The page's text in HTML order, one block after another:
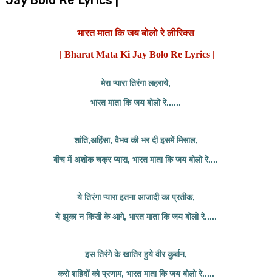
भारत माता कि जय बोलो रे लीरिक्स
| Bharat Mata Ki Jay Bolo Re Lyrics |
मेरा प्यारा तिरंगा लहराये,
भारत माता कि जय बोलो रे......
शांति,अहिंसा, वैभव की भर दी इसमें मिसाल,
बीच में अशोक चक्र प्यारा, भारत माता कि जय बोलो रे....
ये तिरंगा प्यारा इतना आजादी का प्रतीक,
ये झुका न किसी के आगे, भारत माता कि जय बोलो रे.....
इस तिरंगे के खातिर हुये वीर कुर्बान,
करो शहिदों को प्रणाम, भारत माता कि जय बोलो रे.....